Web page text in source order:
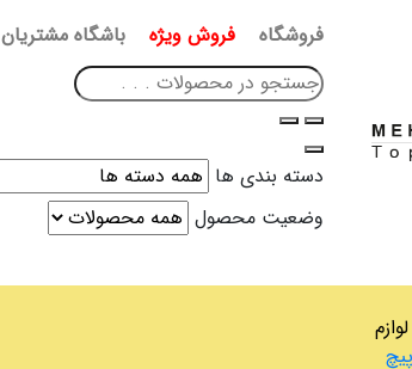
فروشگاه فروش ویژه باشگاه مشتریان
دسته بندی ها
وضعیت محصول